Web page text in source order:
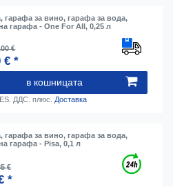
гарафа за вино, гарафа за вода,
гарафа - One For All, 0,25 л
€
€ *
в кошницата
ДДС. плюс.Доставка
гарафа за вино, гарафа за вода,
гарафа - Pisa, 0,1 л
€
*